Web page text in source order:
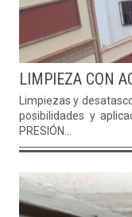
LIMPIEZA CON
Limpiezas y
posibilidades y
PRESIÓN...